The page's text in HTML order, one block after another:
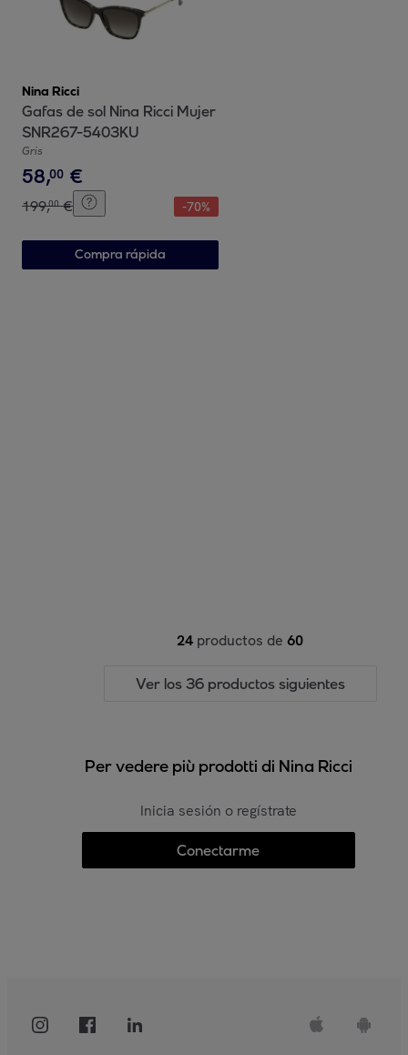
Nina Ricci
Gafas de sol Nina Ricci Mujer
SNR267-5403KU
Gris
58,00 €
199,00 € -70%
Compra rápida
24 productos de 60
Ver los 36 productos siguientes
Per vedere più prodotti di Nina Ricci
Inicia sesión o regístrate
Conectarme